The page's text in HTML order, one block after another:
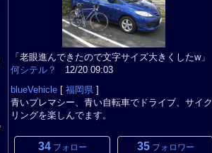
「老眼進んできたので文字サイズ大きくしたw」
何シテル？
12/20 09:03
blueVehicle [ 福岡県 ]
青いプレマシー、青い自転車でドライブ、サイク
リングを楽しんでます。
34フォロー 35フォロワー